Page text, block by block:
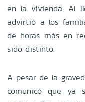
en la vivienda. Al
advirtió a los
de horas más en
sido distinto.
A pesar de la
comunicó que ya